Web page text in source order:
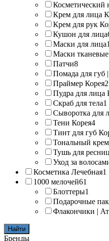
Косметический
Крем для лица
Крем для рук
Кушон для лица
Маски для лица
Маски
Патчи8
Помада для губ
Праймер Корея2
Пудра для лица
Скраб для тела1
Сыворотка для
Тени Корея4
Тинт для губ
Тональный
Тушь для
Уход за
Косметика Лечебная1
1000 мелочей61
Блоттеры1
Подарочные
Флакончики |
Найти
Бренды